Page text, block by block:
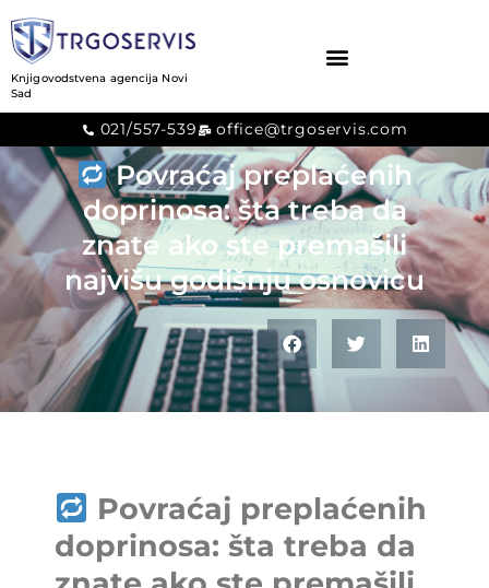
Knjigovodstvena agencija Novi
Sad
021/557-539 office@trgoservis.com
Povraćaj preplaćenih
doprinosa: šta treba da
znate ako ste premašili
najvišu godišnju osnovicu
Povraćaj preplaćenih
doprinosa: šta treba da